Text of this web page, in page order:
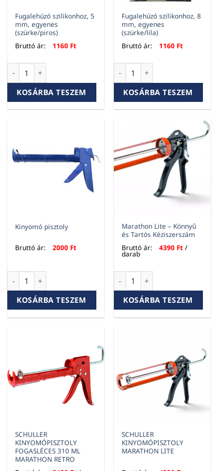
Fugalehúzó szilikonhoz, 5
mm, egyenes
(szürke/piros)
Bruttó ár:
1160 Ft
Fugalehúzó szilikonhoz, 5 mm, egyenes (szürke/piros)
KOSÁRBA TESZEM
Fugalehúzó szilikonhoz, 8
mm, egyenes
(szürke/lila)
Bruttó ár:
1160 Ft
Fugalehúzó szilikonhoz, 8
KOSÁRBA TESZEM
Kinyomó pisztoly
Bruttó ár: 2000 Ft
Kinyomó pisztoly mennyiség
KOSÁRBA TESZEM
Marathon Lite – Könnyű
és Tartós Kéziszerszám
Bruttó ár:
4390 Ft /
darab
Marathon Lite – Könnyű és
KOSÁRBA TESZEM
SCHULLER
KINYOMÓPISZTOLY
FOGASLÉCES 310 ML
MARATHON RETRO
SCHULLER
KINYOMÓPISZTOLY
MARATHON LITE